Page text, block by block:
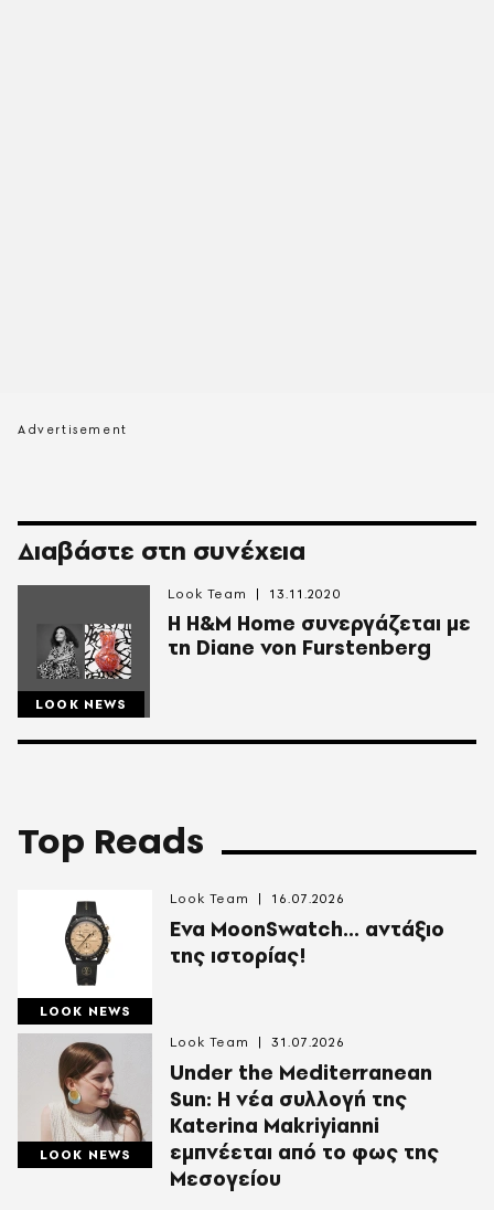
Διαβάστε στη συνέχεια
LOOK NEWS
Η Η&Μ Home συνεργάζεται με
τη Diane von Furstenberg
Look Team 13.11.2020
Top Reads
LOOK NEWS
Ενα MoonSwatch... αντάξιο
της ιστορίας!
Look Team 16.07.2026
LOOK NEWS
Under the Mediterranean
Sun: Η νέα συλλογή της
Katerina Makriyianni
εμπνέεται από το φως της
Μεσογείου
Look Team 31.07.2026